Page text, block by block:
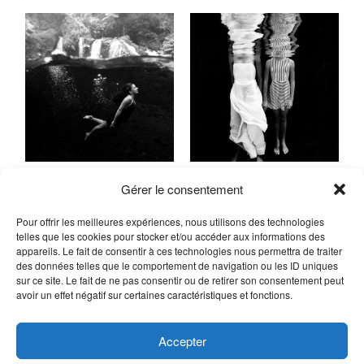
Gérer le consentement
Pour offrir les meilleures expériences, nous utilisons des technologies
telles que les cookies pour stocker et/ou accéder aux informations des
appareils. Le fait de consentir à ces technologies nous permettra de traiter
des données telles que le comportement de navigation ou les ID uniques
sur ce site. Le fait de ne pas consentir ou de retirer son consentement peut
avoir un effet négatif sur certaines caractéristiques et fonctions.
Accepter
Contact
Photography
Contact
Photography